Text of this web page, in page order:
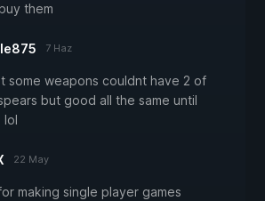
them
7 Haz
some weapons couldnt have 2 of
but good all the same until
lol
22 May
making single player games